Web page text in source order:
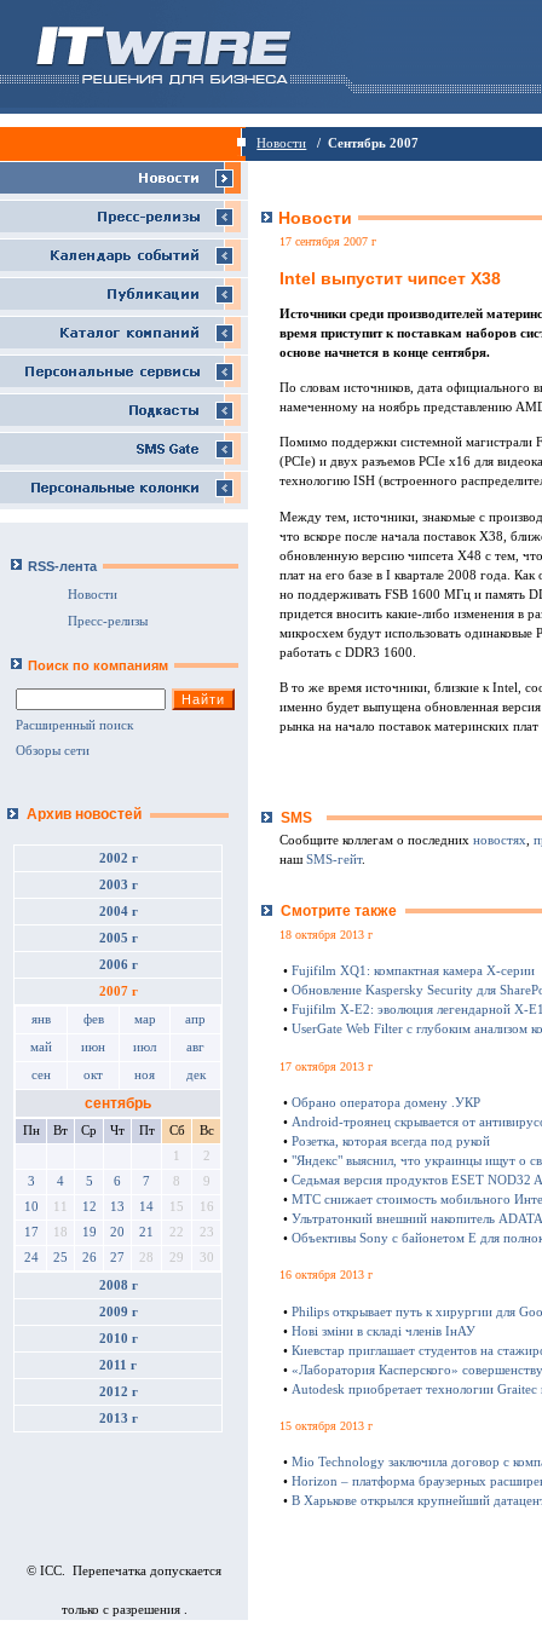
Новости / Сентябрь 2007
RSS-лента
Новости
Пресс-релизы
Поиск по компаниям
Расширенный поиск
Обзоры сети
Архив новостей
2002 г
2003 г
2004 г
2005 г
2006 г
2007 г
янв фев мар апр
май июн июл авг
сен окт ноя дек
сентябрь
Пн Вт Ср Чт Пт Сб
Вс
1
2
3
4 5 6 7 8
9
10
11 12 13 14 15
16
17
18 19 20 21 22
23
24
25 26 27 28 29 30
2008 г
2009 г
2010 г
2011 г
2012 г
2013 г
© ICC. Перепечатка допускается
только с разрешения .
Новости
17 сентября 2007 г
Intel выпустит чипсет Х38
Источники среди производителей
время приступит к поставкам наборов
основе начнется в конце сентября.
По словам источников, дата официального
намеченному на ноябрь представлению
Помимо поддержки системной магистрали
(PCIe) и двух разъемов PCIe x16 для
технологию ISH (встроенного
Между тем, источники, знакомые с
что вскоре после начала поставок X38,
обновленную версию чипсета X48 с тем,
плат на его базе в I квартале 2008 года.
но поддерживать FSB 1600 МГц и память
придется вносить какие-либо изменения в
микросхем будут использовать
работать с DDR3 1600.
В то же время источники, близкие к Intel,
именно будет выпущена обновленная
рынка на начало поставок материнских
SMS
Сообщите коллегам о последних новостях
наш SMS-гейт.
Смотрите также
18 октября 2013 г
• Fujifilm XQ1: компактная камера Х-серии
• Обновление Kaspersky Security для
• Fujifilm X-E2: эволюция легендарной X-
• UserGate Web Filter с глубоким анализом
17 октября 2013 г
• Обрано оператора домену .УКР
• Android-троянец скрывается от
• Розетка, которая всегда под рукой
• "Яндекс" выяснил, что украинцы ищут о
• Седьмая версия продуктов ESET NOD32
• МТС снижает стоимость мобильного
• Ультратонкий внешний накопитель
• Объективы Sony с байонетом E для
16 октября 2013 г
• Philips открывает путь к хирургии для
• Нові зміни в складі членів ІнАУ
• Киевстар приглашает студентов на
• «Лаборатория Касперского»
• Autodesk приобретает технологии
15 октября 2013 г
• Mio Technology заключила договор с
• Horizon – платформа браузерных
• В Харькове открылся крупнейший